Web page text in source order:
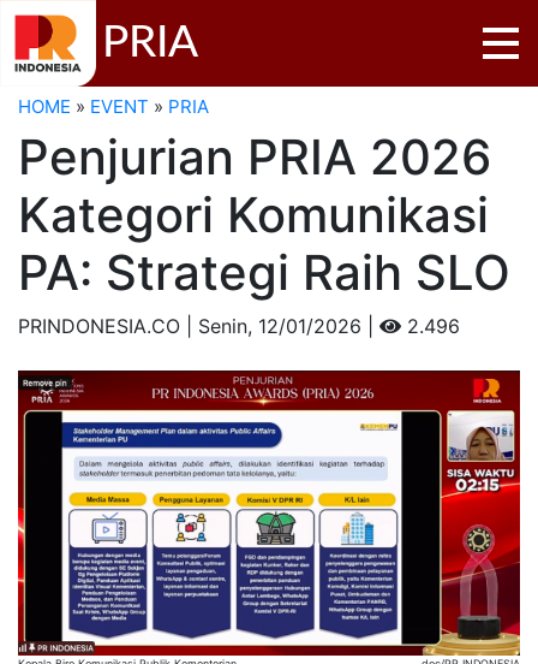
PRIA
HOME » EVENT » PRIA
Penjurian PRIA 2026
Kategori Komunikasi
PA: Strategi Raih SLO
PRINDONESIA.CO | Senin, 12/01/2026 | 2.496